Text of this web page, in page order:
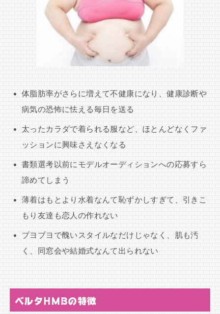
体脂肪率がさらに増えて不健康になり、健康診断や
病気の恐怖に怯える毎日を送る
太ったカラダで着られる服など、ほとんどなくファ
ッションに興味さえなくなる
書類選考以前にモデルオーディションへの応募すら
諦めてしまう
薄着はもとより水着なんて恥ずかしすぎて、引きこ
もり友達も恋人の作れない
ブヨブヨで醜いスタイルなだけじゃなく、肌も汚
く、同窓会や結婚式なんて出られない
ベルタHMBの特徴